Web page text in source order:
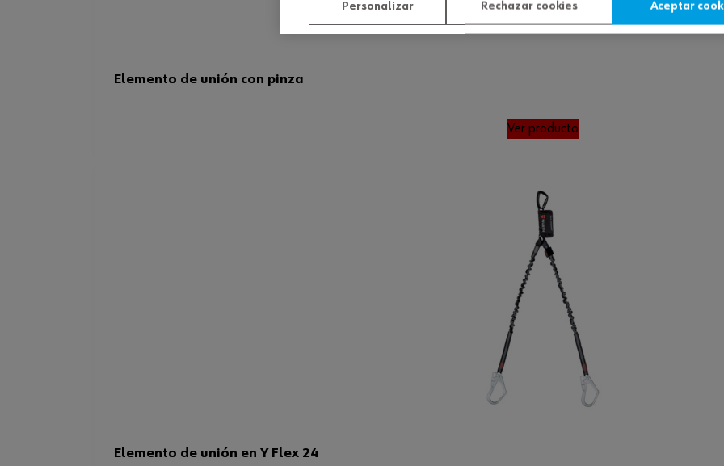
Elemento de unión con pinza
Ver producto
Elemento de unión en Y Flex 24
Personalizar Rechazar cookies Aceptar